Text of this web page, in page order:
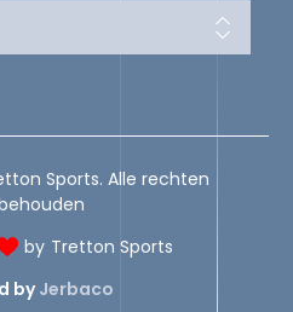
Sports. Alle rechten
by Tretton Sports
byJerbaco